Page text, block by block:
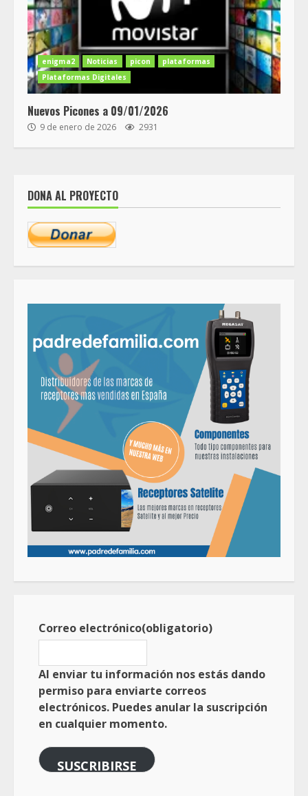
enigma2 Noticias picon
plataformas
Plataformas Digitales
Nuevos Picones a 09/01/2026
9 de enero de 2026 2931
DONA AL PROYECTO
Correo electrónico(obligatorio)
Al enviar tu información nos estás dando
permiso para enviarte correos
electrónicos. Puedes anular la suscripción
en cualquier momento.
SUSCRIBIRSE